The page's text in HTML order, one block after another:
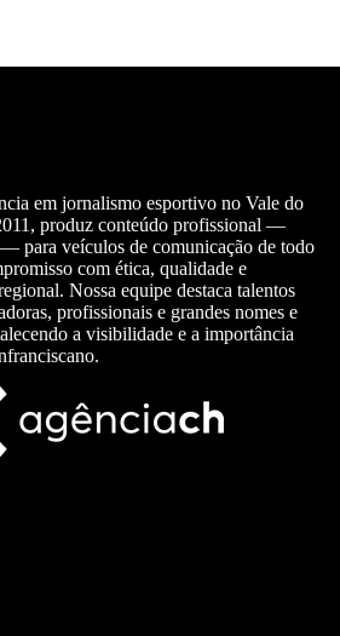
em jornalismo esportivo no Vale do
produz conteúdo profissional —
para veículos de comunicação de todo
com ética, qualidade e
Nossa equipe destaca talentos
profissionais e grandes nomes e
a visibilidade e a importância